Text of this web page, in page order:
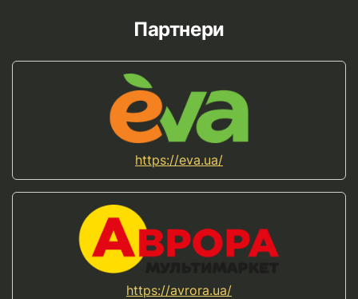
Партнери
https://eva.ua/
https://avrora.ua/